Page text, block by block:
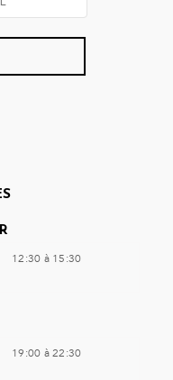
12:30 à 15:30
19:00 à 22:30